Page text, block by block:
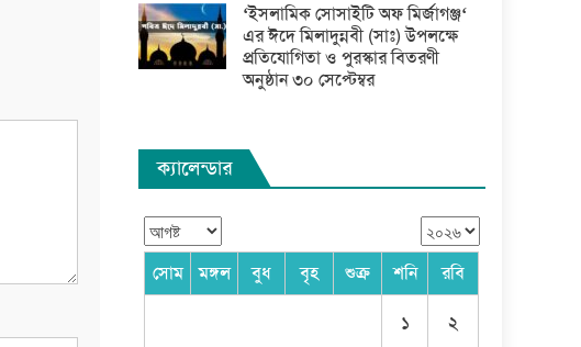
‘ইসলামিক সোসাইটি অফ মির্জাগঞ্জ‘
এর ঈদে মিলাদুন্নবী (সাঃ) উপলক্ষে
প্রতিযোগিতা ও পুরস্কার বিতরণী
অনুষ্ঠান ৩০ সেপ্টেম্বর
ক্যালেন্ডার
সোম মঙ্গল বুধ বৃহ শুক্র শনি রবি
১ ২